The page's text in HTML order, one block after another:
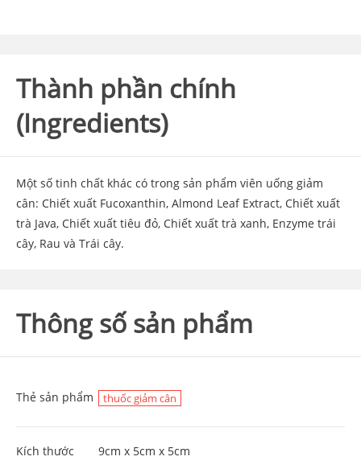
Thành phần chính
(Ingredients)
Một số tinh chất khác có trong sản phẩm viên uống giảm
cân: Chiết xuất Fucoxanthin, Almond Leaf Extract, Chiết xuất
trà Java, Chiết xuất tiêu đỏ, Chiết xuất trà xanh, Enzyme trái
cây, Rau và Trái cây.
Thông số sản phẩm
Thẻ sản phẩm thuốc giảm cân
Kích thước 9cm x 5cm x 5cm